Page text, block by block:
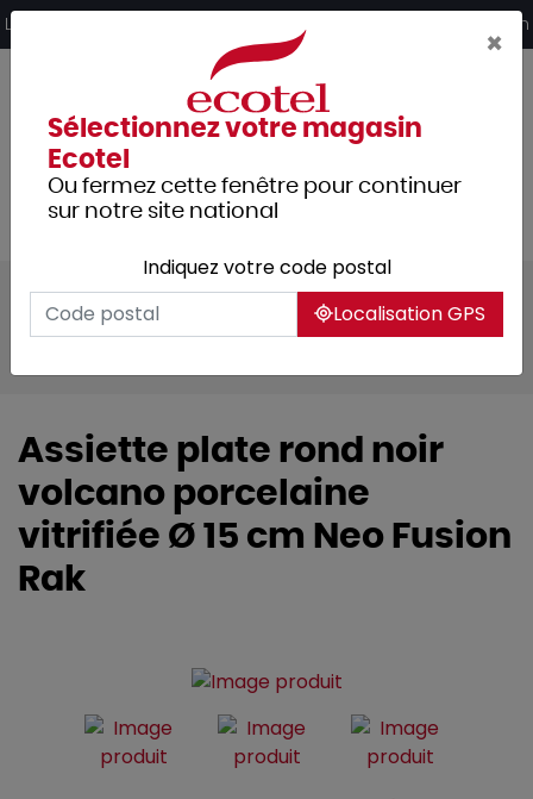
Livraison offerte dès 249€ HT d’achat et retrait 2h en magasin
Tous les produits
Arts de la table
Vaisselle
Assiettes & services
Assiette plate rond noir
volcano porcelaine
vitrifiée Ø 15 cm Neo Fusion
Rak
×
Sélectionnez votre magasin
Ecotel
Ou fermez cette fenêtre pour continuer
sur notre site national
Indiquez votre code postal
Localisation GPS
Panneau de gestion des cookies